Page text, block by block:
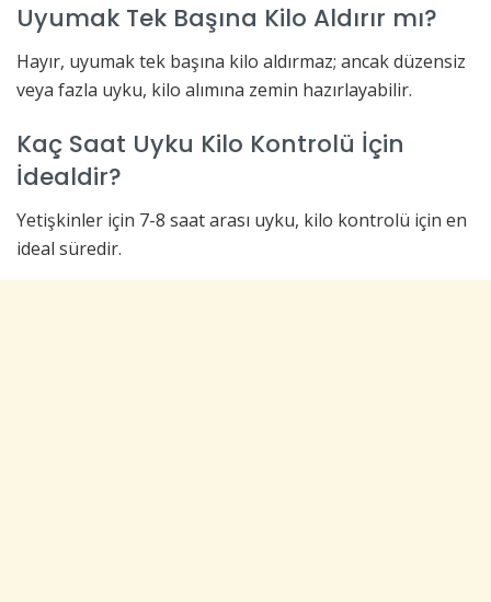
Uyumak Tek Başına Kilo Aldırır mı?
Hayır, uyumak tek başına kilo aldırmaz; ancak düzensiz
veya fazla uyku, kilo alımına zemin hazırlayabilir.
Kaç Saat Uyku Kilo Kontrolü İçin
İdealdir?
Yetişkinler için 7-8 saat arası uyku, kilo kontrolü için en
ideal süredir.